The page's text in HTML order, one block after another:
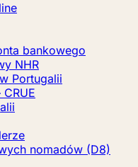
bankowego
NHR
Portugalii
nomadów (D8)